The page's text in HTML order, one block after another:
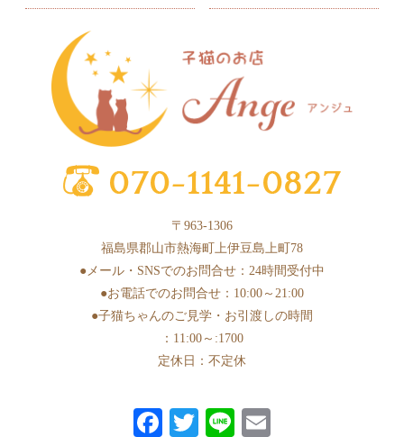
2025年6月(3)
(6)
2025年3月(11)
2025年1月 (2)
2024年10月(1)
2024年9月 (1)
2024年8月 (1)
2024年6月(3)
2024年4月(3)
〒963-1306
福島県郡山市熱海町上伊豆島上町78
●メール・SNSでのお問合せ：24時間受付中
●お電話でのお問合せ：10:00～21:00
●子猫ちゃんのご見学・お引渡しの時間
：11:00～:1700
定休日：不定休
Fa T
Li